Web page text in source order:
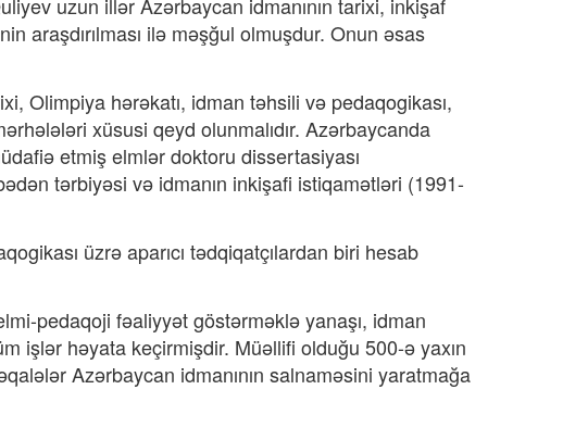
araşdırılması ilə məşğul olmuşdur. Onun əsas
Olimpiya hərəkatı, idman təhsili və pedaqogikası,
xüsusi qeyd olunmalıdır. Azərbaycanda
etmiş elmlər doktoru dissertasiyası
tərbiyəsi və idmanın inkişafi istiqamətləri (1991-
üzrə aparıcı tədqiqatçılardan biri hesab
pedaqoji fəaliyyət göstərməklə yanaşı, idman
işlər həyata keçirmişdir. Müəllifi olduğu 500-ə yaxın
Azərbaycan idmanının salnaməsini yaratmağa